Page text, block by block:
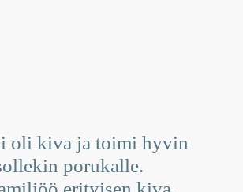
oli kiva ja toimi hyvin
porukalle.